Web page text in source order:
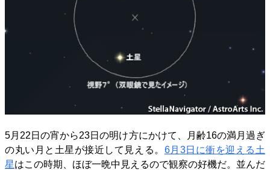
5月22日の宵から23日の明け方にかけて、月齢16の満月過ぎ
の丸い月と土星が接近して見える。 6月3日に衝を迎える土
星はこの時期、ほぼ一晩中見えるので観察の好機だ。並んだ